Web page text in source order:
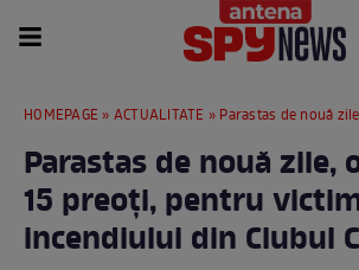
HOMEPAGE » ACTUALITATE » Parastas de nouă zile, oficiat de 15 preoţi,
Parastas de nouă zile,
15 preoţi, pentru
incendiului din Clubul